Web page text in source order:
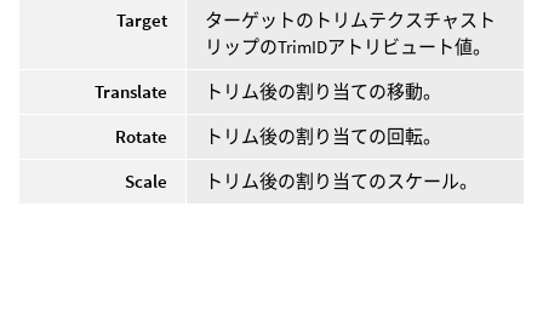
Target
ターゲットのトリムテクスチャスト
リップのTrimIDアトリビュート値。
Translate
トリム後の割り当ての移動。
Rotate
トリム後の割り当ての回転。
Scale
トリム後の割り当てのスケール。